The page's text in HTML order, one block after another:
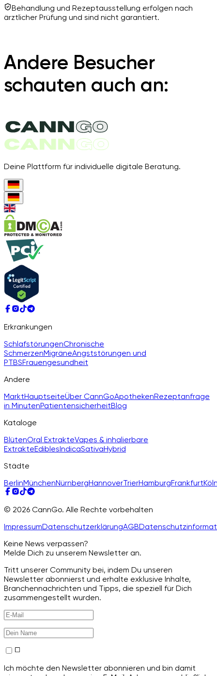
Behandlung und Rezeptausstellung erfolgen nach
ärztlicher Prüfung und sind nicht garantiert.
Andere Besucher
schauten auch an:
Deine Plattform für individuelle digitale Beratung.
Erkrankungen
SchlafstörungenChronische
SchmerzenMigräneAngststörungen und
PTBSFrauengesundheit
Andere
MarktHauptseiteÜber CannGoApothekenRezeptanfrage
in MinutenPatientensicherheitBlog
Kataloge
BlütenOral ExtrakteVapes & inhalierbare
ExtrakteEdiblesIndicaSativaHybrid
Städte
BerlinMünchenNürnbergHannoverTrierHamburgFrankfurt
© 2026 CannGo. Alle Rechte vorbehalten
ImpressumDatenschutzerklärungAGB
Keine News verpassen?
Melde Dich zu unserem Newsletter an.
Tritt unserer Community bei, indem Du unseren
Newsletter abonnierst und erhalte exklusive Inhalte,
Branchennachrichten und Tipps, die speziell für Dich
zusammengestellt wurden.
Ich möchte den Newsletter abonnieren und bin damit